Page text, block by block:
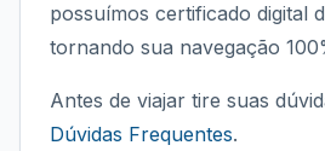
possuímos certificado digital
tornando sua navegação
Antes de viajar tire suas
Dúvidas Frequentes.